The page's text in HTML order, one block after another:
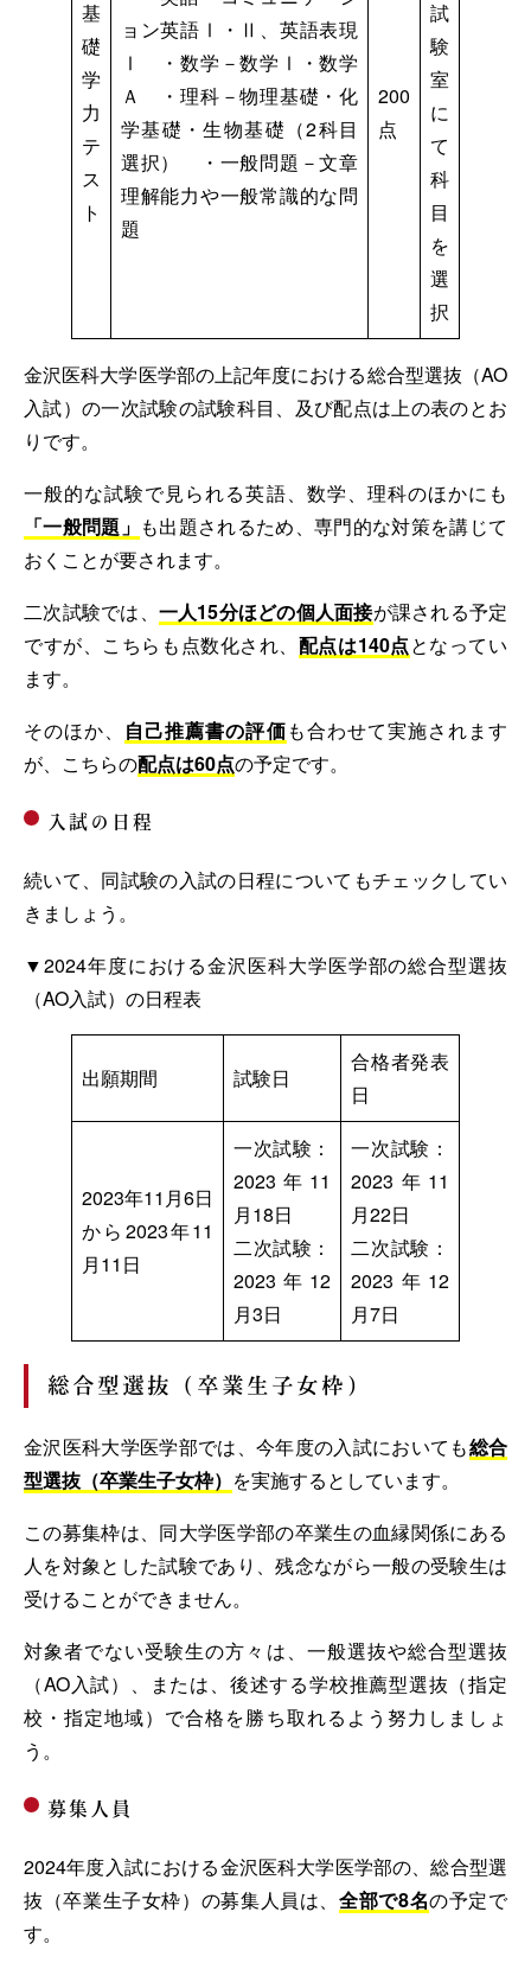
基
礎
学
力
テ
ス
ト
ョン英語Ⅰ・Ⅱ、英語表現
Ⅰ ・数学－数学Ⅰ・数学
Ａ ・理科－物理基礎・化
学基礎・生物基礎（2科目
選択） ・一般問題－文章
理解能力や一般常識的な問
題
200
点
試
験
室
に
て
科
目
を
選
択
金沢医科大学医学部の上記年度における総合型選抜（AO
入試）の一次試験の試験科目、及び配点は上の表のとお
りです。
一般的な試験で見られる英語、数学、理科のほかにも
「一般問題」 も出題されるため、専門的な対策を講じて
おくことが要されます。
二次試験では、 一人15分ほどの個人面接が課される予定
ですが、こちらも点数化され、 配点は140点となってい
ます。
そのほか、 自己推薦書の評価も合わせて実施されます
が、こちらの配点は60点の予定です。
入試の日程
続いて、同試験の入試の日程についてもチェックしてい
きましょう。
▼2024年度における金沢医科大学医学部の総合型選抜
（AO入試）の日程表
出願期間 試験日
合格者発表
日
2023年11月6日
から2023年11
月11日
一次試験：
2023年11
月18日
二次試験：
2023年12
月3日
一次試験：
2023年11
月22日
二次試験：
2023年12
月7日
総合型選抜（卒業生子女枠）
金沢医科大学医学部では、今年度の入試においても総合
型選抜（卒業生子女枠） を実施するとしています。
この募集枠は、同大学医学部の卒業生の血縁関係にある
人を対象とした試験であり、残念ながら一般の受験生は
受けることができません。
対象者でない受験生の方々は、一般選抜や総合型選抜
（AO入試）、または、後述する学校推薦型選抜（指定
校・指定地域）で合格を勝ち取れるよう努力しましょ
う。
募集人員
2024年度入試における金沢医科大学医学部の、総合型選
抜（卒業生子女枠）の募集人員は、 全部で8名の予定で
す。